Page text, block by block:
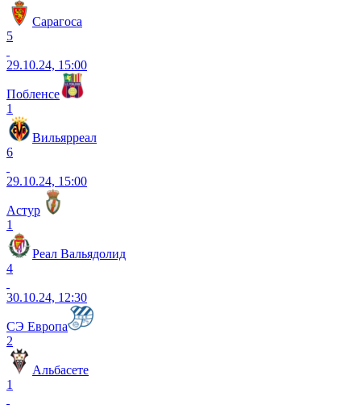
Сарагоса
5
29.10.24, 15:00
Побленсе
1
Вильярреал
6
29.10.24, 15:00
Астур
1
Реал Вальядолид
4
30.10.24, 12:30
СЭ Европа
2
Альбасете
1